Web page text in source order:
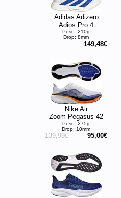
Adidas Adizero
Adios Pro 4
Peso: 210g
Drop: 8mm
149,48€
Nike Air
Zoom Pegasus 42
Peso: 275g
Drop: 10mm
139,99€ 95,00€